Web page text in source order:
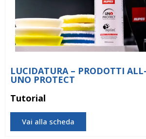
LUCIDATURA – PRODOTTI
UNO PROTECT
Tutorial
Vai alla scheda